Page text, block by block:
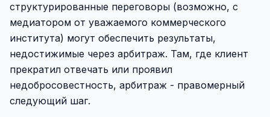
структурированные переговоры (возможно, с
медиатором от уважаемого коммерческого
института) могут обеспечить результаты,
недостижимые через арбитраж. Там, где клиент
прекратил отвечать или проявил
недобросовестность, арбитраж - правомерный
следующий шаг.